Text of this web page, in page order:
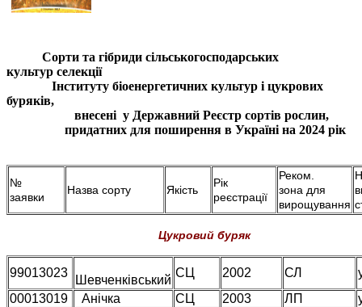
Сорти та гібриди сільськогосподарських
культур селекції
Інституту біоенергетичних культур і цукрових
буряків,
внесені у Державний Реєстр сортів рослин,
придатних для поширення в Україні на 2024 рік
№
заявки
Назва сорту Якість
Рік
реєстрації
Реком.
зона для
вирощування
Цукровий буряк
99013023
Шевченківський
СЦ 2002 СЛ
00013019
Анічка СЦ 2003 ЛП